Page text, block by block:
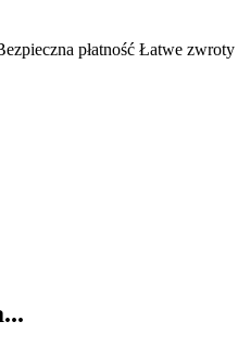
płatność Łatwe zwroty